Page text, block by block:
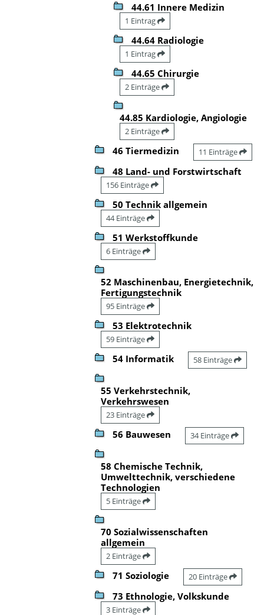
44.61 Innere Medizin
1 Eintrag
44.64 Radiologie
1 Eintrag
44.65 Chirurgie
2 Einträge
44.85 Kardiologie, Angiologie
2 Einträge
46 Tiermedizin 11 Einträge
48 Land- und Forstwirtschaft
156 Einträge
50 Technik allgemein
44 Einträge
51 Werkstoffkunde
6 Einträge
52 Maschinenbau, Energietechnik,
Fertigungstechnik
95 Einträge
53 Elektrotechnik
59 Einträge
54 Informatik 58 Einträge
55 Verkehrstechnik,
Verkehrswesen
23 Einträge
56 Bauwesen 34 Einträge
58 Chemische Technik,
Umwelttechnik, verschiedene
Technologien
5 Einträge
70 Sozialwissenschaften
allgemein
2 Einträge
71 Soziologie 20 Einträge
73 Ethnologie, Volkskunde
3 Einträge